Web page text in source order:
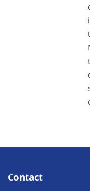
Contact